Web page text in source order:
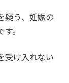
疑う、妊娠の
。
受け入れない